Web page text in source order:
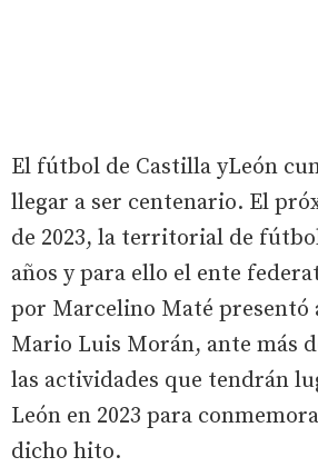
El fútbol de Castilla yLeón
llegar a ser centenario. El
de 2023, la territorial de
años y para ello el ente
por Marcelino Maté presentó
Mario Luis Morán, ante más
las actividades que tendrán
León en 2023 para
dicho hito.